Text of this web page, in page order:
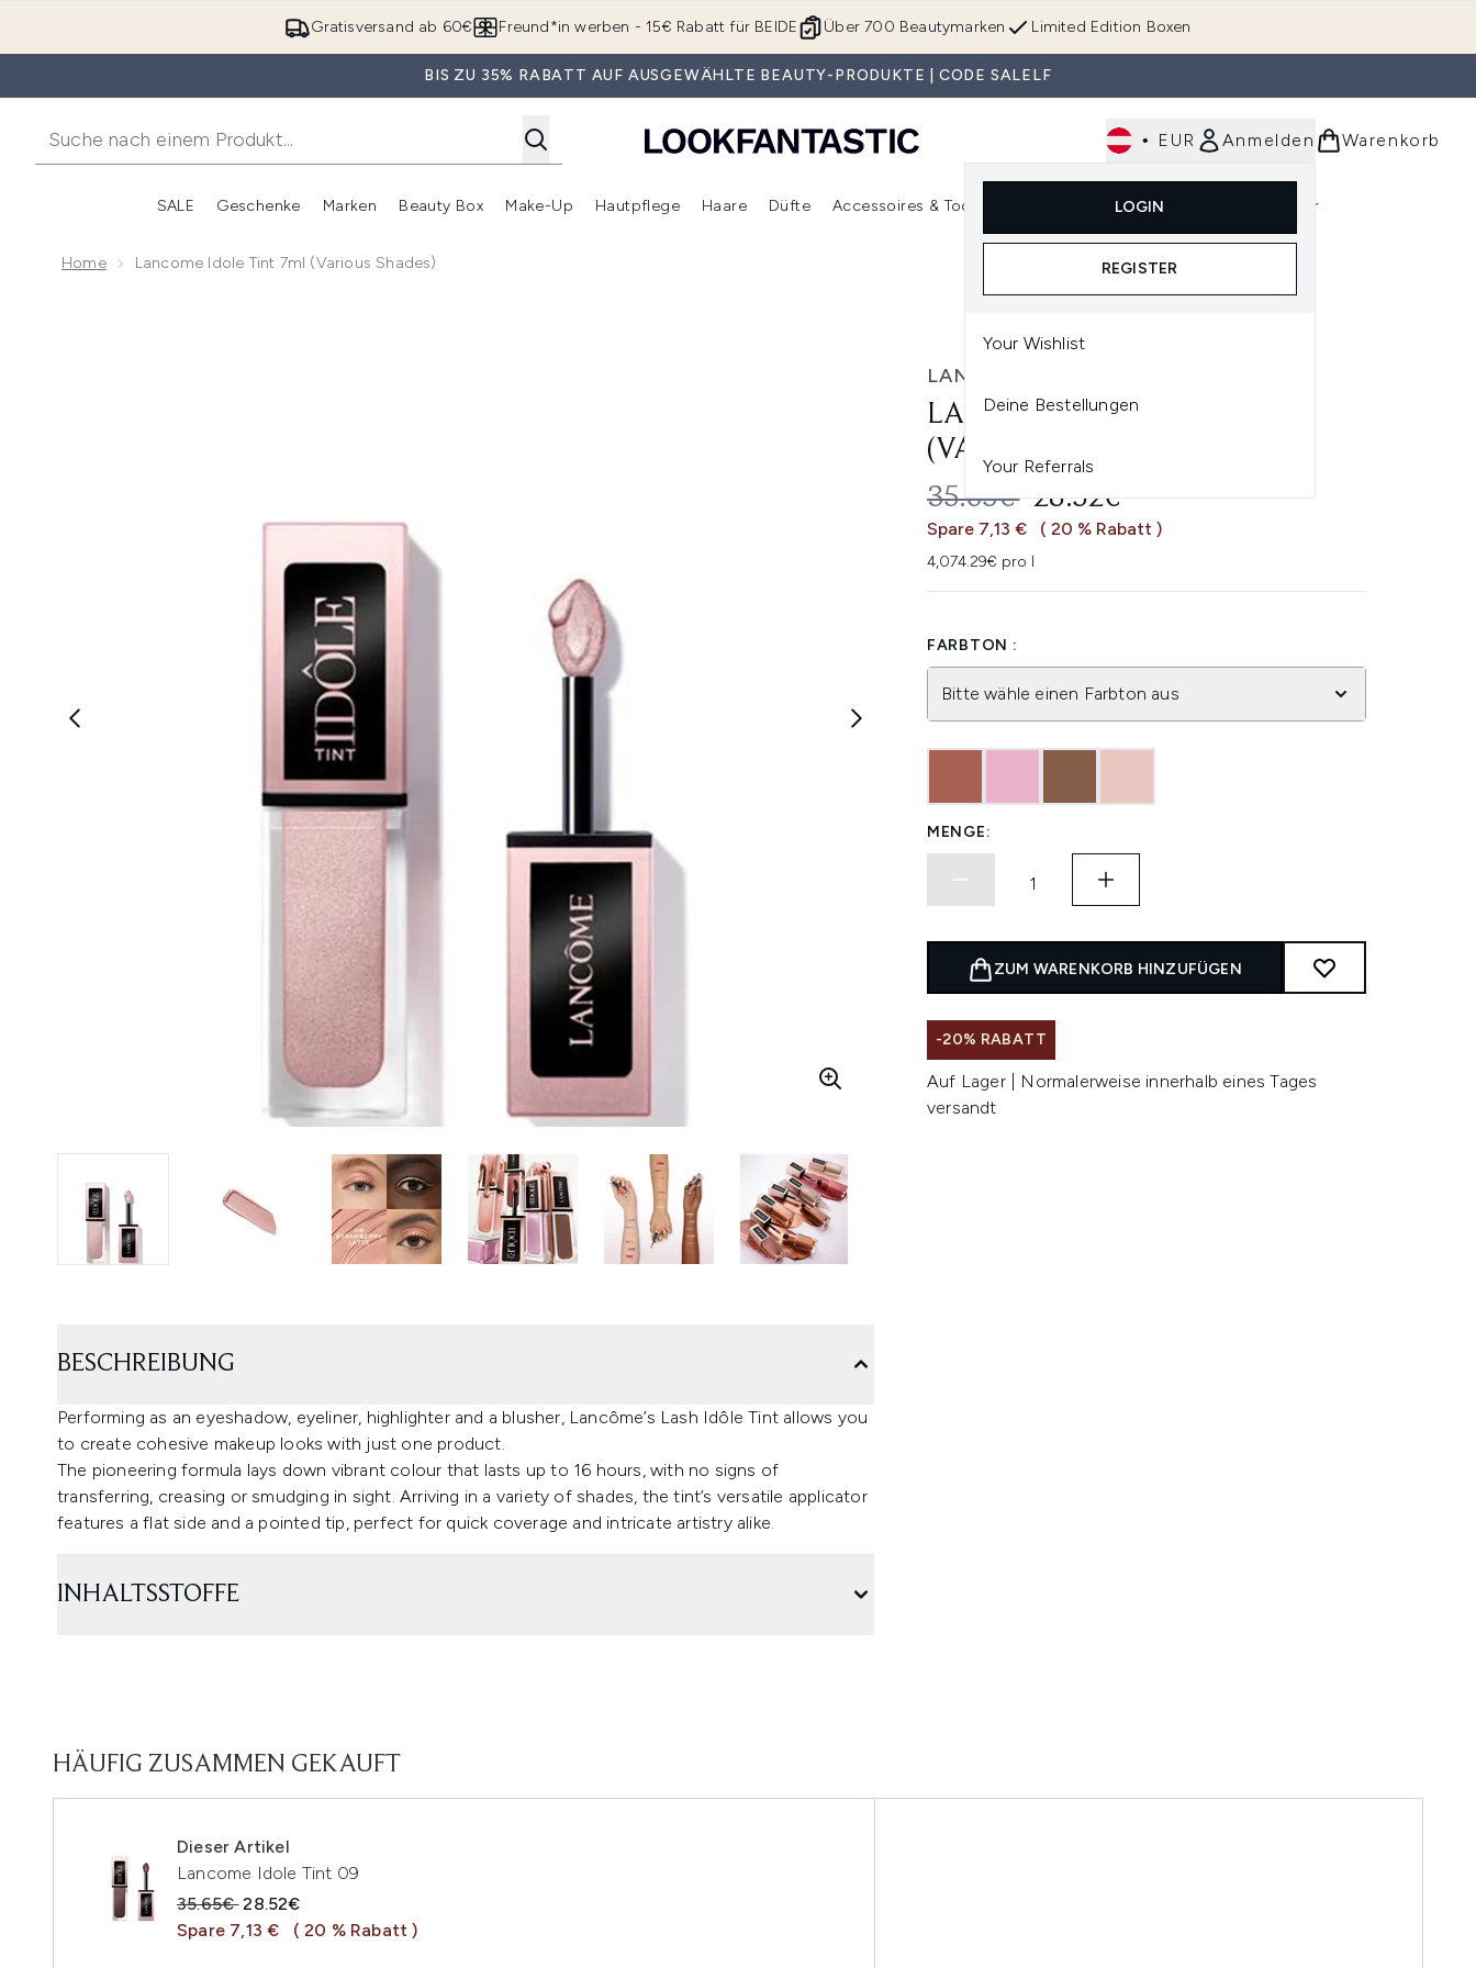
Zum Hauptinhalt springen
Gratisversand ab 60€ Limited Edition Boxen
Über 700 Beautymarken
Freund*in werben - 15€ Rabatt für BEIDE
BIS ZU 35% RABATT AUF AUSGEWÄHLTE BEAUTY-PRODUKTE | CODE SALELF
• EUR Anmelden
LOGIN
REGISTER
Your Wishlist
Deine Bestellungen
Your Referrals
Warenkorb
SALE
Untermenü Anmelden (SALE)
Geschenke
Untermenü Anmelden (Geschenke)
Marken
Untermenü Anmelden (Marken)
Beauty Box
Untermenü Anmelden (Beauty Box)
Make-Up
Untermenü Anmelden (Make-Up)
Hautpflege
Untermenü Anmelden (Hautpflege)
Haare
Untermenü Anmelden (Haare)
Düfte Accessoires & Tools
Untermenü Anmelden (Accessoires & Tools)
Im Trend & Neu Männer
Home Lancome Idole Tint 7ml (Various Shades)
LANCÔME
LANCOME IDOLE TINT 7ML
(VARIOUS SHADES)
UNVERBINDLICHE PREISEMPFEHLUNG:
35.65€ AKTUELLER PREIS:
28.52€
Spare 7,13 € ( 20 % Rabatt )
4,074.29€ pro l
FARBTON :
Bitte wähle einen Farbton aus
MENGE:
ZUM WARENKORB HINZUFÜGEN
-20% RABATT
Auf Lager | Normalerweise innerhalb eines Tages
versandt
BESCHREIBUNG
Performing as an eyeshadow, eyeliner, highlighter and a blusher, Lancôme’s Lash Idôle Tint allows you
to create cohesive makeup looks with just one product.
The pioneering formula lays down vibrant colour that lasts up to 16 hours, with no signs of
transferring, creasing or smudging in sight. Arriving in a variety of shades, the tint’s versatile applicator
features a flat side and a pointed tip, perfect for quick coverage and intricate artistry alike.
INHALTSSTOFFE
HÄUFIG ZUSAMMEN GEKAUFT
Dieser Artikel
Lancome Idole Tint 09
Unverbindliche Preisempfehlung:
35.65€Aktueller Preis:
28.52€
Spare 7,13 €
( 20 % Rabatt )